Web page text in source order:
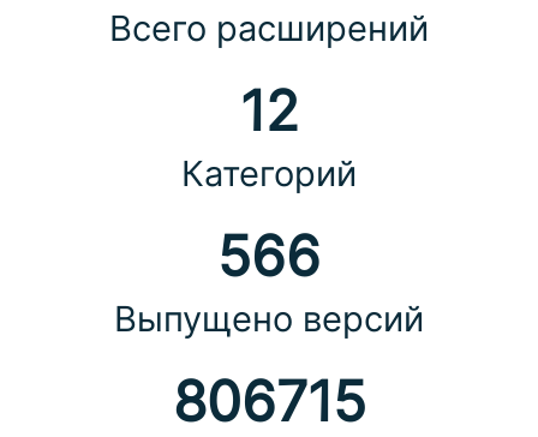
Всего расширений
12
Категорий
566
Выпущено версий
806715